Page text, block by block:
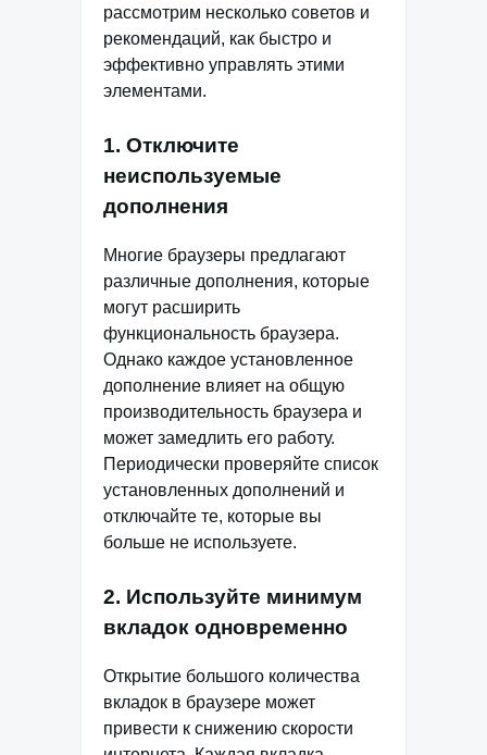
рассмотрим несколько советов и
рекомендаций, как быстро и
эффективно управлять этими
элементами.
1. Отключите
неиспользуемые
дополнения
Многие браузеры предлагают
различные дополнения, которые
могут расширить
функциональность браузера.
Однако каждое установленное
дополнение влияет на общую
производительность браузера и
может замедлить его работу.
Периодически проверяйте список
установленных дополнений и
отключайте те, которые вы
больше не используете.
2. Используйте минимум
вкладок одновременно
Открытие большого количества
вкладок в браузере может
привести к снижению скорости